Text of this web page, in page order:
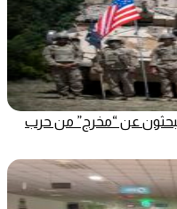
يبحثون عن “مخرج” من حرب